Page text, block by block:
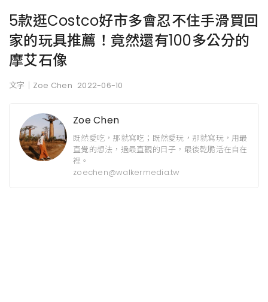
5款逛Costco好市多會忍不住手滑買回
家的玩具推薦！竟然還有100多公分的
摩艾石像
文字｜Zoe Chen 2022-06-10
Zoe Chen
既然愛吃，那就寫吃；既然愛玩，那就寫玩，用最
直覺的想法，過最直觀的日子，最後乾脆活在自在
裡。
zoechen@walkermedia.tw